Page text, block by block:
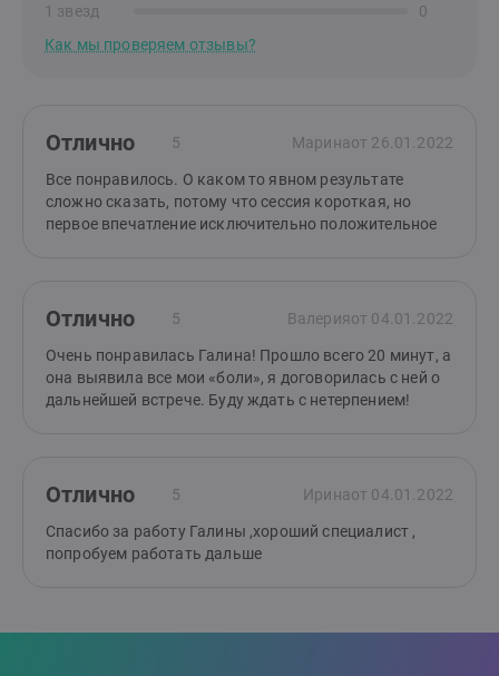
Как мы проверяем отзывы?
1 звезд
0
Отлично 5 Маринаот 26.01.2022
Все понравилось. О каком то явном результате
сложно сказать, потому что сессия короткая, но
первое впечатление исключительно положительное
Отлично 5 Валерияот 04.01.2022
Очень понравилась Галина! Прошло всего 20 минут, а
она выявила все мои «боли», я договорилась с ней о
дальнейшей встрече. Буду ждать с нетерпением!
Отлично 5 Иринаот 04.01.2022
Спасибо за работу Галины ,хороший специалист ,
попробуем работать дальше